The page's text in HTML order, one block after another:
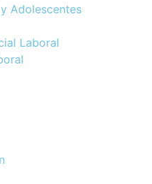
Adolescentes
Laboral